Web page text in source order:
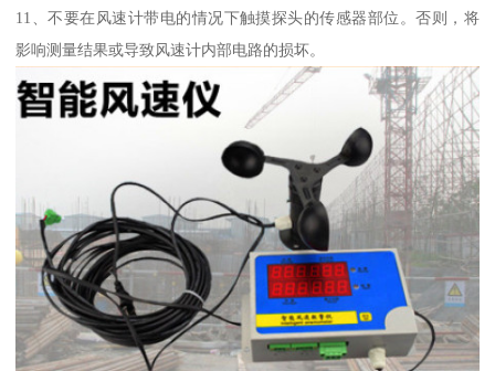
11、不要在风速计带电的情况下触摸探头的传感器部位。否则，将
影响测量结果或导致风速计内部电路的损坏。